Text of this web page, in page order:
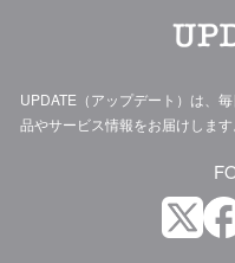
UPDATE（アップデート）は、
品やサービス情報をお届けします